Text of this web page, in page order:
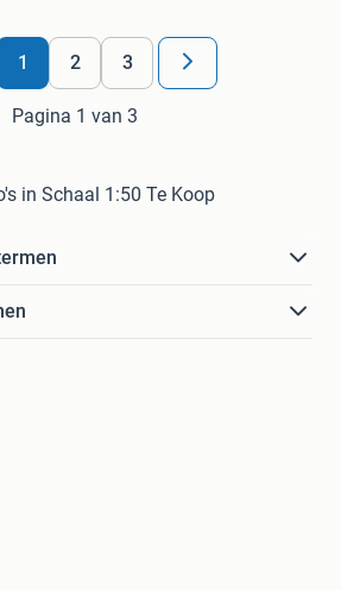
1 2 3
Pagina 1 van 3
in Schaal 1:50 Te Koop